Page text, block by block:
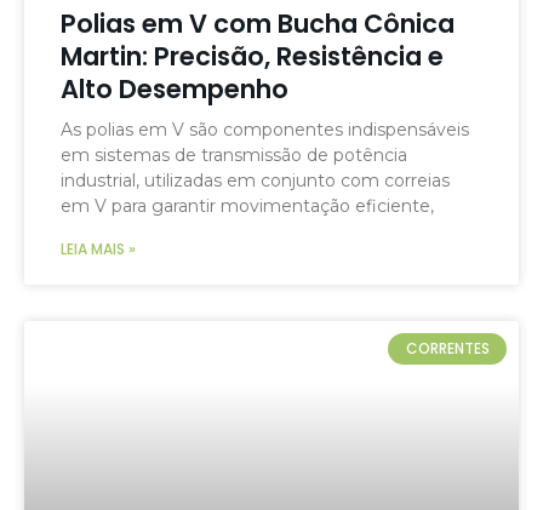
Polias em V com Bucha Cônica
Martin: Precisão, Resistência e
Alto Desempenho
As polias em V são componentes indispensáveis
em sistemas de transmissão de potência
industrial, utilizadas em conjunto com correias
em V para garantir movimentação eficiente,
LEIA MAIS »
CORRENTES